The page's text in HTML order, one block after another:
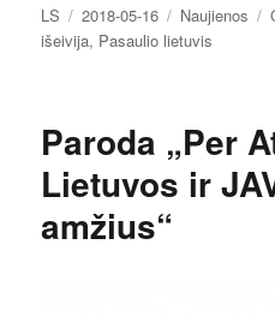
Autorius
LS Paskelbta
2018-05-16 Kategorijos
Naujienos
išeivija, Pasaulio lietuvis
Paroda „Per
Lietuvos ir
amžius“